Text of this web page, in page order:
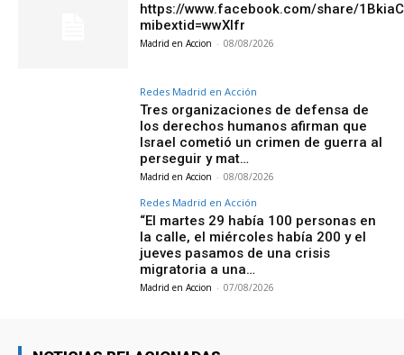
https://www.facebook.com/share/
mibextid=wwXIfr
Madrid en Accion - 08/08/2026
Redes Madrid en Acción
Tres organizaciones de defensa de
los derechos humanos afirman que
Israel cometió un crimen de guerra al
perseguir y mat…
Madrid en Accion - 08/08/2026
Redes Madrid en Acción
“El martes 29 había 100 personas en
la calle, el miércoles había 200 y el
jueves pasamos de una crisis
migratoria a una…
Madrid en Accion - 07/08/2026